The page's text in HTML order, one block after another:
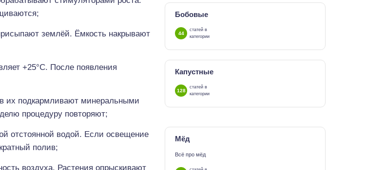
землёй. Ёмкость накрывают
+25°С. После появления
их подкармливают минеральными
процедуру повторяют;
отстоянной водой. Если освещение
полив;
воздуха. Растения опрыскивают
Бобовые
44
статей в
категории
Капустные
128
статей в
категории
Мёд
Всё про мёд